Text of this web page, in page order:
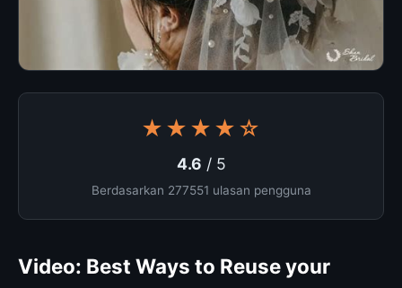
★★★★☆
4.6 / 5
Berdasarkan 277551 ulasan pengguna
Video: Best Ways to Reuse your